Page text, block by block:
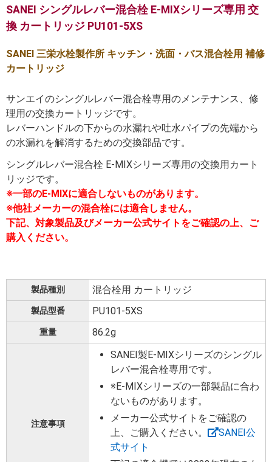
SANEI シングルレバー混合栓 E-MIXシリーズ専用 交
換 カートリッジ PU101-5XS
SANEI 三栄水栓製作所 キッチン・洗面・バス混合栓用 補修
カートリッジ
サンエイのシングルレバー混合栓専用のメンテナンス、修
理用の交換カートリッジです。
レバーハンドルの下からの水漏れや吐水パイプの先端から
の水漏れを解消するための交換部品です。
シングルレバー混合栓 E-MIXシリーズ専用の交換用カート
リッジです。
※一部のE-MIXに適合しないものがあります。
※他社メーカーの混合栓には適合しません。
下記、対象製品及びメーカー公式サイトをご確認の上、ご
購入ください。
製品種別 混合栓用 カートリッジ
製品型番 PU101-5XS
重量 ‎86.2g
注意事項
SANEI製E-MIXシリーズのシングル
レバー混合栓専用です。
※E-MIXシリーズの一部製品に合わ
ないものがあります。
メーカー公式サイトをご確認の
上、ご購入ください。‎
SANEI公
式サイト